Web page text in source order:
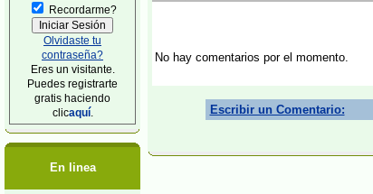
Recordarme?
Olvidaste tu
contraseña?
Eres un visitante.
Puedes registrarte
gratis haciendo
clicaquí.
En linea
No hay comentarios por el momento.
Escribir un Comentario: